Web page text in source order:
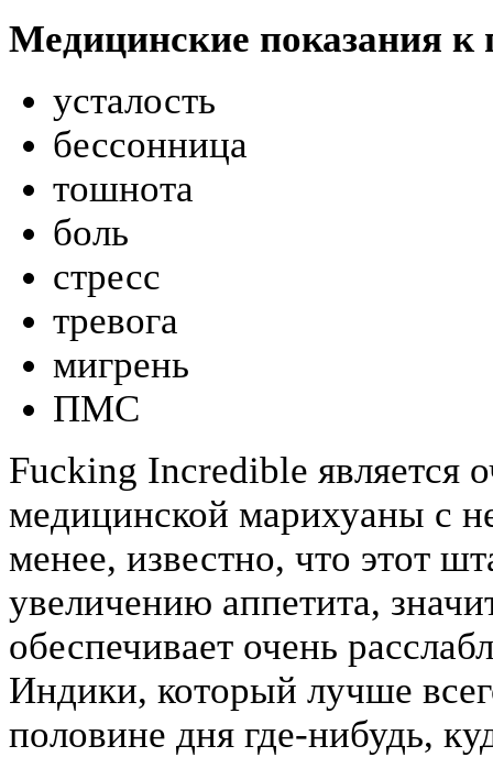
Медицинские показания
усталость
бессонница
тошнота
боль
стресс
тревога
мигрень
ПМС
Fucking Incredible является
медицинской марихуаны с
менее, известно, что этот
увеличению аппетита,
обеспечивает очень
Индики, который лучше
половине дня где-нибудь,